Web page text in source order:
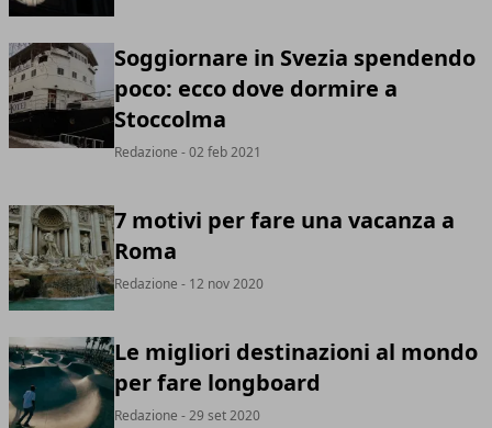
Soggiornare in Svezia spendendo
poco: ecco dove dormire a
Stoccolma
Redazione - 02 feb 2021
7 motivi per fare una vacanza a
Roma
Redazione - 12 nov 2020
Le migliori destinazioni al mondo
per fare longboard
Redazione - 29 set 2020